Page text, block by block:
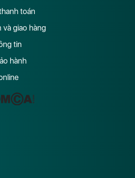
toán
và giao hàng
tin
hành